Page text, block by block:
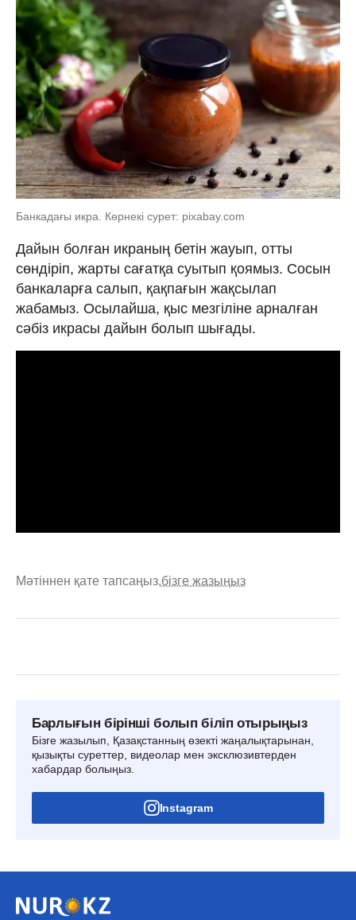
Банкадағы икра. Көрнекі сурет: pixabay.com
Дайын болған икраның бетін жауып, отты
сөндіріп, жарты сағатқа суытып қоямыз. Сосын
банкаларға салып, қақпағын жақсылап
жабамыз. Осылайша, қыс мезгіліне арналған
сәбіз икрасы дайын болып шығады.
Мәтіннен қате тапсаңыз,бізге жазыңыз
Барлығын бірінші болып біліп отырыңыз
Бізге жазылып, Қазақстанның өзекті жаңалықтарынан,
қызықты суреттер, видеолар мен эксклюзивтерден
хабардар болыңыз.
Instagram